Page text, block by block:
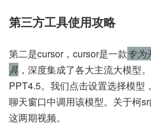
第三方工具使用攻略
第二是cursor，cursor是一款专为
具 ，深度集成了各大主流大模型
PPT4.5。我们点击设置选择模型
聊天窗口中调用该模型。关于柯
这两期视频。